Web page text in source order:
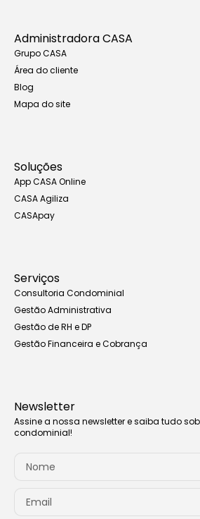
Administradora CASA
Grupo CASA
Área do cliente
Blog
Mapa do site
Soluções
App CASA Online
CASA Agiliza
CASApay
Serviços
Consultoria Condominial
Gestão Administrativa
Gestão de RH e DP
Gestão Financeira e Cobrança
Newsletter
Assine a nossa newsletter e saiba tudo
condominial!